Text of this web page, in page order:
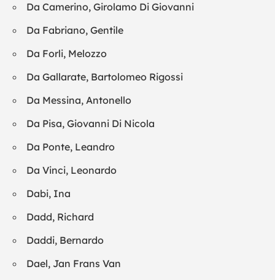
Da Camerino, Girolamo Di Giovanni
Da Fabriano, Gentile
Da Forli, Melozzo
Da Gallarate, Bartolomeo Rigossi
Da Messina, Antonello
Da Pisa, Giovanni Di Nicola
Da Ponte, Leandro
Da Vinci, Leonardo
Dabi, Ina
Dadd, Richard
Daddi, Bernardo
Dael, Jan Frans Van